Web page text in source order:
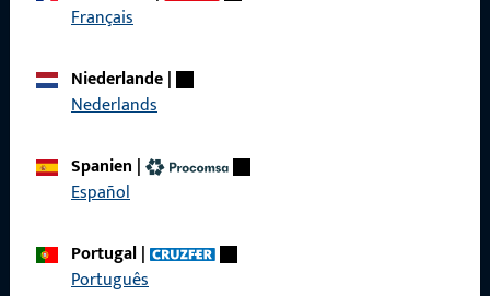
Français
Niederlande|
Nederlands
Spanien |
Español
Portugal|
Português
Allgemeines